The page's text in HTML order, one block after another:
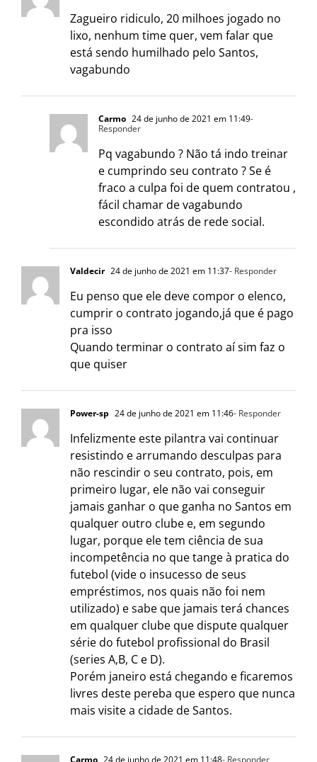
Zagueiro ridiculo, 20 milhoes jogado no
lixo, nenhum time quer, vem falar que
está sendo humilhado pelo Santos,
vagabundo
Carmo 24 de junho de 2021 em 11:49-
Responder
Pq vagabundo ? Não tá indo treinar
e cumprindo seu contrato ? Se é
fraco a culpa foi de quem contratou ,
fácil chamar de vagabundo
escondido atrás de rede social.
Valdecir 24 de junho de 2021 em 11:37- Responder
Eu penso que ele deve compor o elenco,
cumprir o contrato jogando,já que é pago
pra isso
Quando terminar o contrato aí sim faz o
que quiser
Power-sp 24 de junho de 2021 em 11:46- Responder
Infelizmente este pilantra vai continuar
resistindo e arrumando desculpas para
não rescindir o seu contrato, pois, em
primeiro lugar, ele não vai conseguir
jamais ganhar o que ganha no Santos em
qualquer outro clube e, em segundo
lugar, porque ele tem ciência de sua
incompetência no que tange à pratica do
futebol (vide o insucesso de seus
empréstimos, nos quais não foi nem
utilizado) e sabe que jamais terá chances
em qualquer clube que dispute qualquer
série do futebol profissional do Brasil
(series A,B, C e D).
Porém janeiro está chegando e ficaremos
livres deste pereba que espero que nunca
mais visite a cidade de Santos.